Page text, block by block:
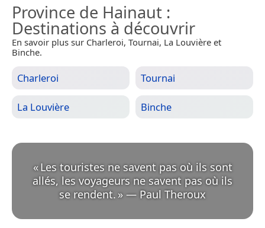
Province de Hainaut :
Destinations à découvrir
En savoir plus sur Charleroi, Tournai, La Louvière et
Binche.
Charleroi Tournai
La Louvière Binche
«Les touristes ne savent pas où ils sont
allés, les voyageurs ne savent pas où ils
se rendent. » — Paul Theroux